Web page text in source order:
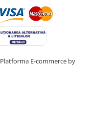
Platforma E-commerce by